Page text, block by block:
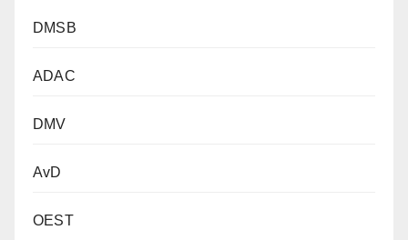
DMSB
ADAC
DMV
AvD
OEST